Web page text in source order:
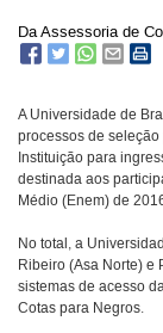
Da Assessoria de
A Universidade de
processos de
Instituição para
destinada aos
Médio (Enem) de
No total, a
Ribeiro (Asa Norte) e
sistemas de acesso
Cotas para Negros.